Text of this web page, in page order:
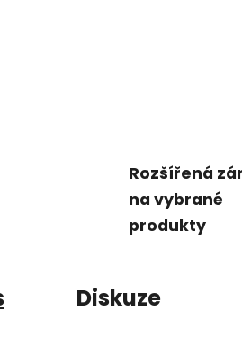
Rozšířená
na vybrané
produkty
Diskuze